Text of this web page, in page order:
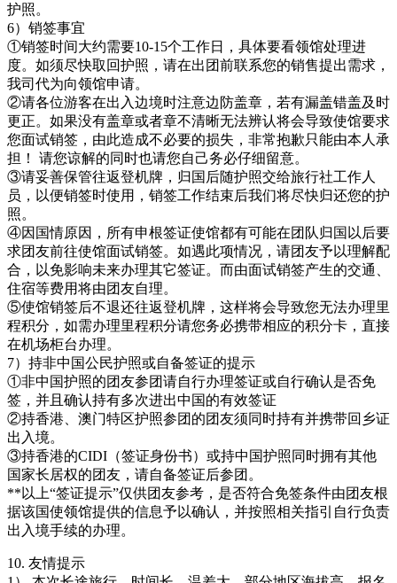
护照。
6）销签事宜
①销签时间大约需要10-15个工作日，具体要看领馆处理进
度。如须尽快取回护照，请在出团前联系您的销售提出需求，
我司代为向领馆申请。
②请各位游客在出入边境时注意边防盖章，若有漏盖错盖及时
更正。如果没有盖章或者章不清晰无法辨认将会导致使馆要求
您面试销签，由此造成不必要的损失，非常抱歉只能由本人承
担！ 请您谅解的同时也请您自己务必仔细留意。
③请妥善保管往返登机牌，归国后随护照交给旅行社工作人
员，以便销签时使用，销签工作结束后我们将尽快归还您的护
照。
④因国情原因，所有申根签证使馆都有可能在团队归国以后要
求团友前往使馆面试销签。如遇此项情况，请团友予以理解配
合，以免影响未来办理其它签证。而由面试销签产生的交通、
住宿等费用将由团友自理。
⑤使馆销签后不退还往返登机牌，这样将会导致您无法办理里
程积分，如需办理里程积分请您务必携带相应的积分卡，直接
在机场柜台办理。
7）持非中国公民护照或自备签证的提示
①非中国护照的团友参团请自行办理签证或自行确认是否免
签，并且确认持有多次进出中国的有效签证
②持香港、澳门特区护照参团的团友须同时持有并携带回乡证
出入境。
③持香港的CIDI（签证身份书）或持中国护照同时拥有其他
国家长居权的团友，请自备签证后参团。
**以上“签证提示”仅供团友参考，是否符合免签条件由团友根
据该国使领馆提供的信息予以确认，并按照相关指引自行负责
出入境手续的办理。
10. 友情提示